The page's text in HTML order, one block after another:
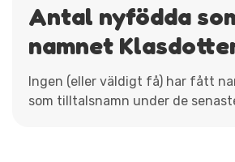
Antal nyfödda
namnet
Ingen (eller väldigt få) har fått
som tilltalsnamn under de